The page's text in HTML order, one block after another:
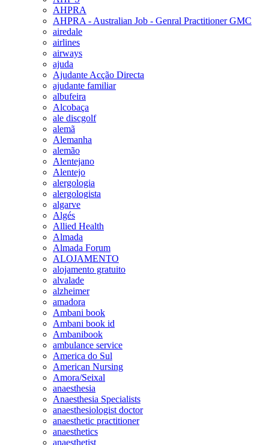
AHPRA
AHPRA - Australian Job - Genral Practitioner GMC
airedale
airlines
airways
ajuda
Ajudante Acção Directa
ajudante familiar
albufeira
Alcobaça
ale discgolf
alemã
Alemanha
alemão
Alentejano
Alentejo
alergologia
alergologista
algarve
Algés
Allied Health
Almada
Almada Forum
ALOJAMENTO
alojamento gratuito
alvalade
alzheimer
amadora
Ambani book
Ambani book id
Ambanibook
ambulance service
America do Sul
American Nursing
Amora/Seixal
anaesthesia
Anaesthesia Specialists
anaesthesiologist doctor
anaesthetic practitioner
anaesthetics
anaesthetist